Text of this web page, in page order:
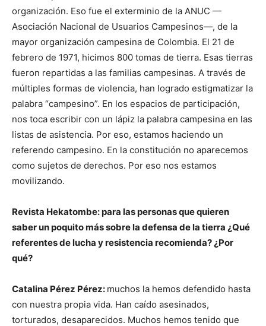
organización. Eso fue el exterminio de la ANUC —
Asociación Nacional de Usuarios Campesinos—, de la
mayor organización campesina de Colombia. El 21 de
febrero de 1971, hicimos 800 tomas de tierra. Esas tierras
fueron repartidas a las familias campesinas. A través de
múltiples formas de violencia, han logrado estigmatizar la
palabra “campesino”. En los espacios de participación,
nos toca escribir con un lápiz la palabra campesina en las
listas de asistencia. Por eso, estamos haciendo un
referendo campesino. En la constitución no aparecemos
como sujetos de derechos. Por eso nos estamos
movilizando.
Revista Hekatombe: para las personas que quieren
saber un poquito más sobre la defensa de la tierra ¿Qué
referentes de lucha y resistencia recomienda? ¿Por
qué?
Catalina Pérez Pérez: muchos la hemos defendido hasta
con nuestra propia vida. Han caído asesinados,
torturados, desaparecidos. Muchos hemos tenido que